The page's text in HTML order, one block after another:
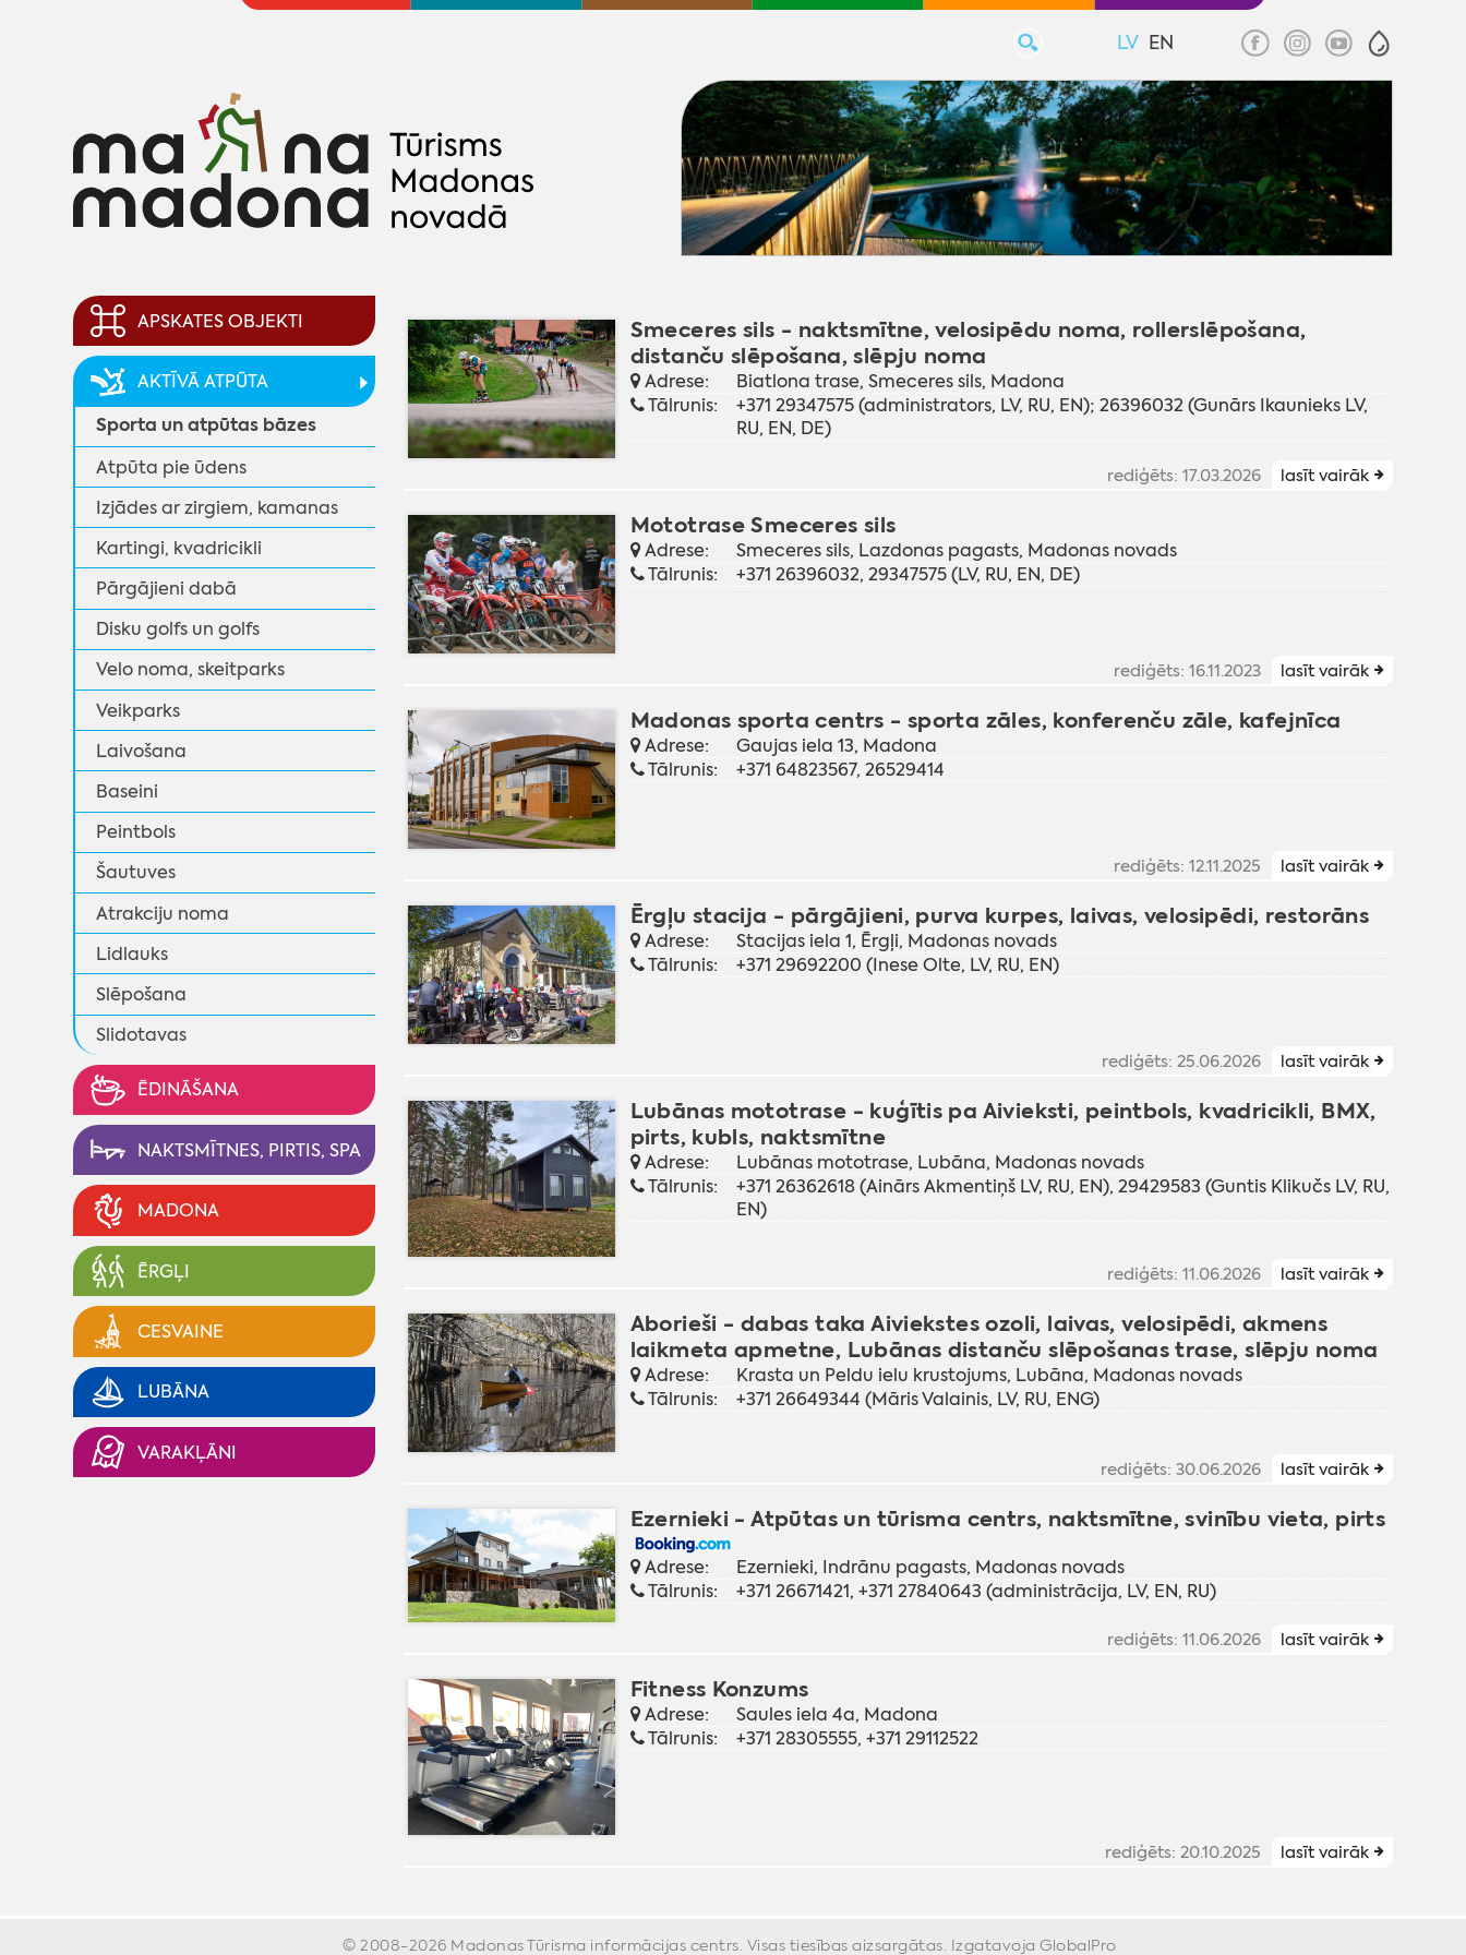
LV EN
APSKATES OBJEKTI
AKTĪVĀ ATPŪTA
Sporta un atpūtas bāzes
Atpūta pie ūdens
Izjādes ar zirgiem, kamanas
Kartingi, kvadricikli
Pārgājieni dabā
Disku golfs un golfs
Velo noma, skeitparks
Veikparks
Laivošana
Baseini
Peintbols
Šautuves
Atrakciju noma
Lidlauks
Slēpošana
Slidotavas
ĒDINĀŠANA
NAKTSMĪTNES, PIRTIS, SPA
MADONA
ĒRGĻI
CESVAINE
LUBĀNA
VARAKĻĀNI
Smeceres sils - naktsmītne, velosipēdu noma, rollerslēpošana,
distanču slēpošana, slēpju noma
Adrese:
Biatlona trase, Smeceres sils, Madona
Tālrunis:
+371 29347575 (administrators, LV, RU, EN); 26396032 (Gunārs Ikaunieks LV,
RU, EN, DE)
rediģēts: 17.03.2026 lasīt vairāk
Mototrase Smeceres sils
Adrese:
Smeceres sils, Lazdonas pagasts, Madonas novads
Tālrunis:
+371 26396032, 29347575 (LV, RU, EN, DE)
rediģēts: 16.11.2023 lasīt vairāk
Madonas sporta centrs - sporta zāles, konferenču zāle, kafejnīca
Adrese:
Gaujas iela 13, Madona
Tālrunis:
+371 64823567, 26529414
rediģēts: 12.11.2025 lasīt vairāk
Ērgļu stacija - pārgājieni, purva kurpes, laivas, velosipēdi, restorāns
Adrese:
Stacijas iela 1, Ērgļi, Madonas novads
Tālrunis:
+371 29692200 (Inese Olte, LV, RU, EN)
rediģēts: 25.06.2026 lasīt vairāk
Lubānas mototrase - kuģītis pa Aivieksti, peintbols, kvadricikli, BMX,
pirts, kubls, naktsmītne
Adrese:
Lubānas mototrase, Lubāna, Madonas novads
Tālrunis:
+371 26362618 (Ainārs Akmentiņš LV, RU, EN), 29429583 (Guntis Klikučs LV, RU,
EN)
rediģēts: 11.06.2026 lasīt vairāk
Aborieši - dabas taka Aiviekstes ozoli, laivas, velosipēdi, akmens
laikmeta apmetne, Lubānas distanču slēpošanas trase, slēpju noma
Adrese:
Krasta un Peldu ielu krustojums, Lubāna, Madonas novads
Tālrunis:
+371 26649344 (Māris Valainis, LV, RU, ENG)
rediģēts: 30.06.2026 lasīt vairāk
Ezernieki - Atpūtas un tūrisma centrs, naktsmītne, svinību vieta, pirts
Adrese:
Ezernieki, Indrānu pagasts, Madonas novads
Tālrunis:
+371 26671421, +371 27840643 (administrācija, LV, EN, RU)
rediģēts: 11.06.2026 lasīt vairāk
Fitness Konzums
Adrese:
Saules iela 4a, Madona
Tālrunis:
+371 28305555, +371 29112522
rediģēts: 20.10.2025 lasīt vairāk
© 2008-2026 Madonas Tūrisma informācijas centrs. Visas tiesības aizsargātas. Izgatavoja GlobalPro